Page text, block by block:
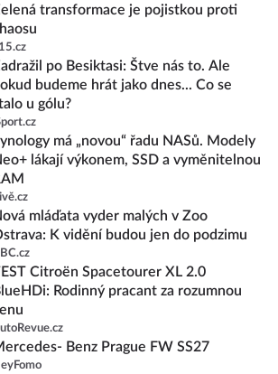
transformace je pojistkou proti
po Besiktasi: Štve nás to. Ale
budeme hrát jako dnes... Co se
u gólu?
má „novou“ řadu NASů. Modely
lákají výkonem, SSD a vyměnitelnou
mláďata vyder malých v Zoo
K vidění budou jen do podzimu
Citroën Spacetourer XL 2.0
Rodinný pracant za rozumnou
Benz Prague FW SS27